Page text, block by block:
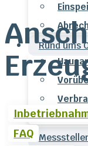
Rund ums
FAQ